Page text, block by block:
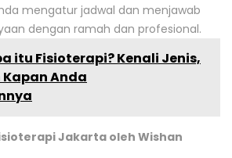
mengatur jadwal dan menjawab
dengan ramah dan profesional.
itu Fisioterapi? Kenali Jenis,
Anda
Jakarta oleh Wishan